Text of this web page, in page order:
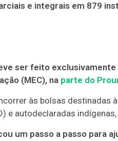
e integrais em 879
ser feito exclusivamente
(MEC), na parte do
às bolsas destinadas
e autodeclaradas
um passo a passo para